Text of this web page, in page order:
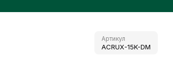
Артикул
ACRUX-15K-DM